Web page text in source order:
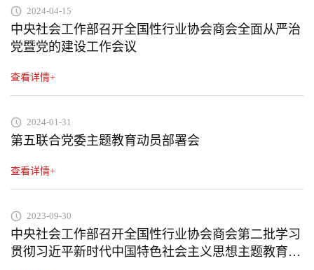
2024-04-15
中央社会工作部召开全国性行业协会商会全面从严治
党暨党的建设工作会议
查看详情+
2024-01-31
第五联合党委主题教育动员部署会
查看详情+
2023-09-30
中央社会工作部召开全国性行业协会商会第二批学习
贯彻习近平新时代中国特色社会主义思想主题教育部